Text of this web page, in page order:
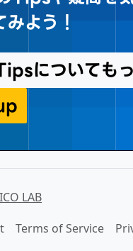
よう！
についても
LAB
Terms of Service